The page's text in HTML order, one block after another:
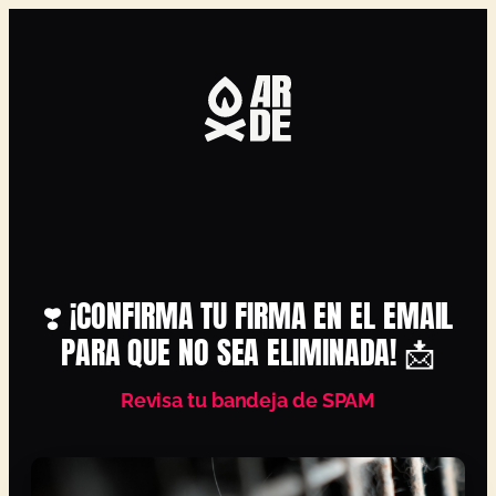
❣️ ¡CONFIRMA TU FIRMA EN EL EMAIL
PARA QUE NO SEA ELIMINADA! 📩
Revisa tu bandeja de SPAM